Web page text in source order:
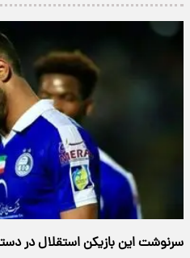
سرنوشت این بازیکن استقلال در